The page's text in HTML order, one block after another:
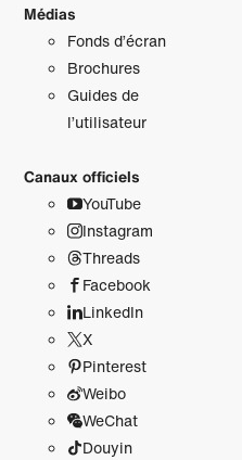
Médias
Fonds d’écran
Brochures
Guides de
l’utilisateur
Canaux officiels
YouTube
Instagram
Threads
Facebook
LinkedIn
X
Pinterest
Weibo
WeChat
Douyin